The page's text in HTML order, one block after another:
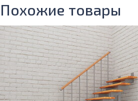
Похожие товары